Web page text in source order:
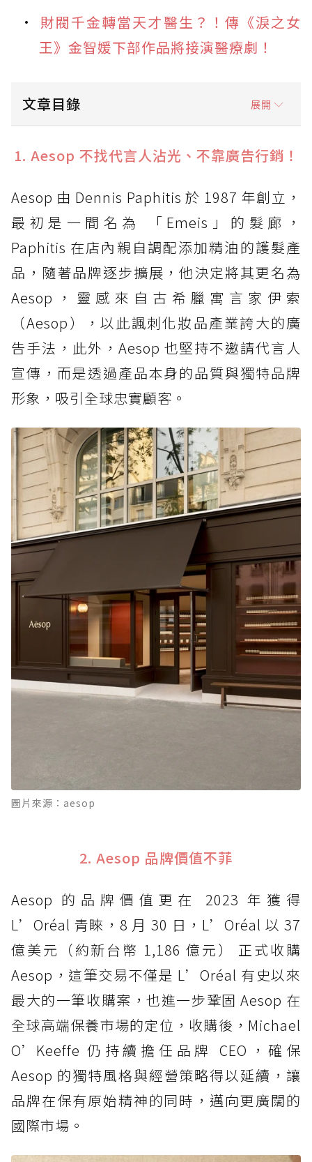
財閥千金轉當天才醫生？！傳《淚之女
王》金智媛下部作品將接演醫療劇！
文章目錄 展開
1. Aesop 不找代言人沾光、不靠廣告行銷！
3. Aesop 獨特的企業文化
4. Aesop 不是為了迎合大眾，而是為了忠於自
我！
5. Aesop 推出全新香水「詠香水」
1. Aesop 不找代言人沾光、不靠廣告行銷！
Aesop 由 Dennis Paphitis 於 1987 年創立，
最初是一間名為 「Emeis」的髮廊，
Paphitis 在店內親自調配添加精油的護髮產
品，隨著品牌逐步擴展，他決定將其更名為
Aesop，靈感來自古希臘寓言家伊索
（Aesop），以此諷刺化妝品產業誇大的廣
告手法，此外，Aesop 也堅持不邀請代言人
宣傳，而是透過產品本身的品質與獨特品牌
形象，吸引全球忠實顧客。
圖片來源：aesop
2. Aesop 品牌價值不菲
Aesop 的品牌價值更在 2023 年獲得
L’Oréal 青睞，8 月 30 日，L’Oréal 以 37
億美元（約新台幣 1,186 億元） 正式收購
Aesop，這筆交易不僅是 L’Oréal 有史以來
最大的一筆收購案，也進一步鞏固 Aesop 在
全球高端保養市場的定位，收購後，Michael
O’Keeffe 仍持續擔任品牌 CEO，確保
Aesop 的獨特風格與經營策略得以延續，讓
品牌在保有原始精神的同時，邁向更廣闊的
國際市場。